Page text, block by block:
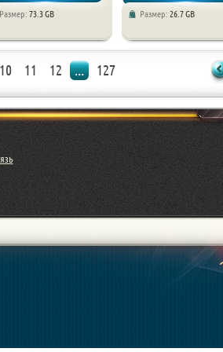
Размер: 73.3 GB
Размер: 26.7 GB
10 11 12 ... 127